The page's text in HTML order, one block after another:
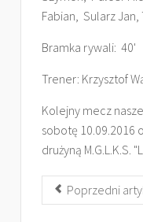
Fabian, Sularz Jan,
Bramka rywali: 40'
Trener: Krzysztof
Kolejny mecz
sobotę 10.09.2016
drużyną M.G.L.K.S.
Poprzedni